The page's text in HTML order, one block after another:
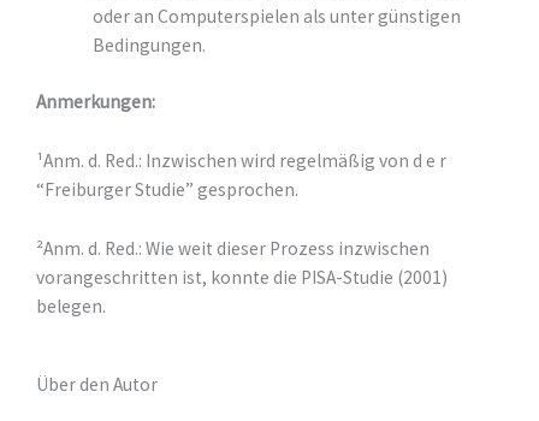
oder an Computerspielen als unter günstigen
Bedingungen.
Anmerkungen:
¹Anm. d. Red.: Inzwischen wird regelmäßig von d e r
“Freiburger Studie” gesprochen.
²Anm. d. Red.: Wie weit dieser Prozess inzwischen
vorangeschritten ist, konnte die PISA-Studie (2001)
belegen.
Über den Autor